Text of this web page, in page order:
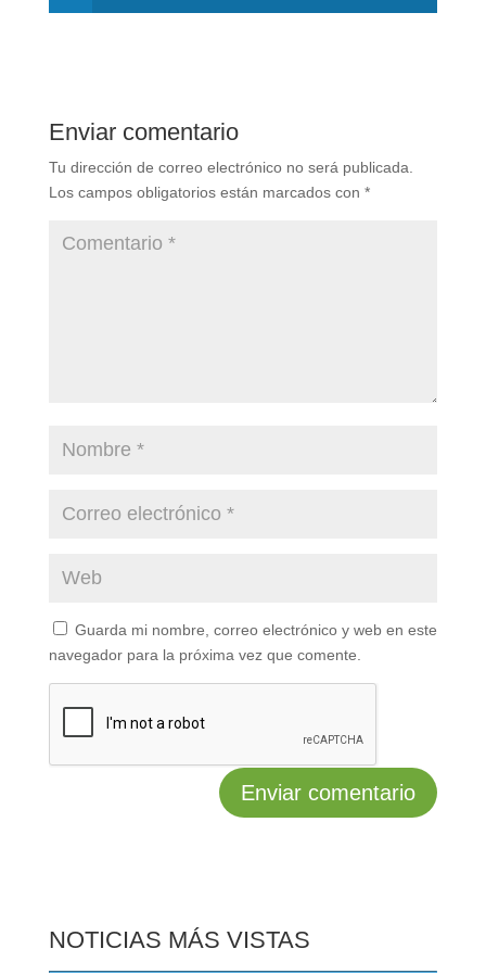
Enviar comentario
Tu dirección de correo electrónico no será publicada.
Los campos obligatorios están marcados con *
Guarda mi nombre, correo electrónico y web en este
navegador para la próxima vez que comente.
NOTICIAS MÁS VISTAS